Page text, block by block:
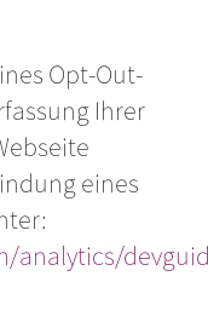
Opt-Out-
Ihrer
eines
analytics/